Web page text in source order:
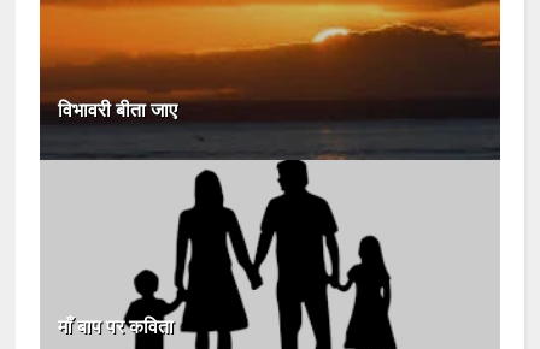
विभावरी बीता जाए
माँ बाप पर कविता